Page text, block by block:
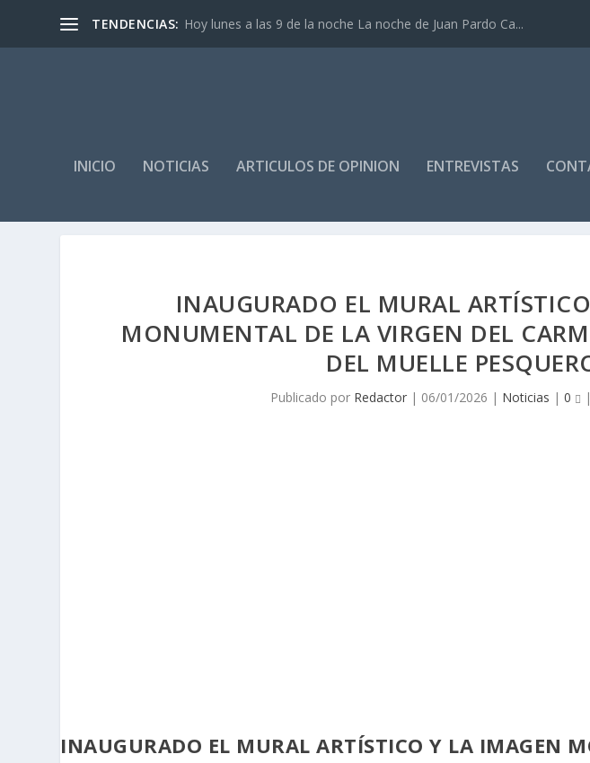
TENDENCIAS: Hoy lunes a las 9 de la noche La noche de Juan Pardo Ca...
INICIO NOTICIAS ARTICULOS DE OPINION ENTREVISTAS
INAUGURADO EL MURAL
MONUMENTAL DE LA VIRGEN DEL
DEL MUELLE
Publicado por Redactor| 06/01/2026 | Noticias | 0 |
INAUGURADO EL MURAL ARTÍSTICO Y LA IMAGEN